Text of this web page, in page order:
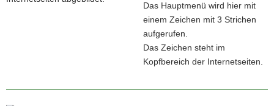
Das Hauptmenü wird hier mit
einem Zeichen mit 3 Strichen
aufgerufen.
Das Zeichen steht im
Kopfbereich der Internetseiten.